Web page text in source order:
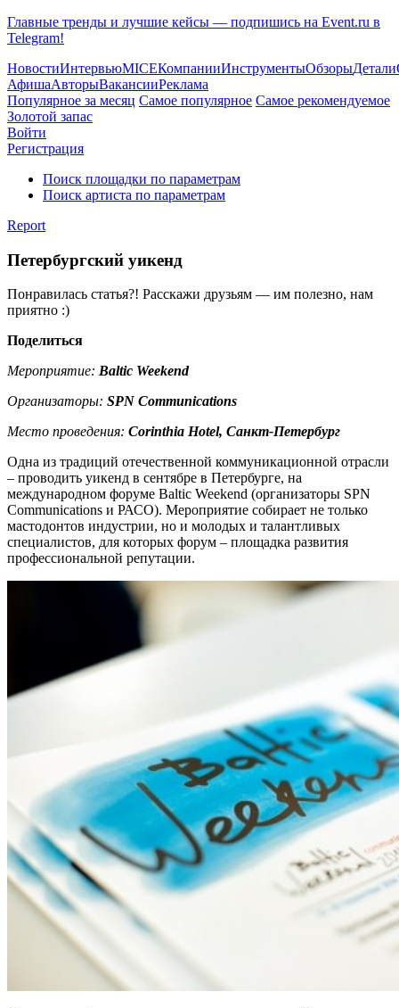
Главные тренды и лучшие кейсы — подпишись на Event.ru в
Telegram!
НовостиИнтервьюMICEКомпанииИнструментыОбзорыДетали
АфишаАвторыВакансииРеклама
Популярное за месяц Самое популярное Самое рекомендуемое
Золотой запас
Войти
Регистрация
Поиск площадки по параметрам
Поиск артиста по параметрам
Report
Петербургский уикенд
Понравилась статья?! Расскажи друзьям — им полезно, нам
приятно :)
Поделиться
Мероприятие: Baltic Weekend
Организаторы: SPN Communications
Место проведения: Corinthia Hotel, Санкт-Петербург
Одна из традиций отечественной коммуникационной отрасли
– проводить уикенд в сентябре в Петербурге, на
международном форуме Baltic Weekend (организаторы SPN
Communications и РАСО). Мероприятие собирает не только
мастодонтов индустрии, но и молодых и талантливых
специалистов, для которых форум – площадка развития
профессиональной репутации.